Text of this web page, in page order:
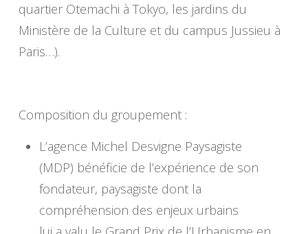
quartier Otemachi à Tokyo, les jardins du
Ministère de la Culture et du campus Jussieu à
Paris…).
Composition du groupement :
L’agence Michel Desvigne Paysagiste
(MDP) bénéficie de l’expérience de son
fondateur, paysagiste dont la
compréhension des enjeux urbains